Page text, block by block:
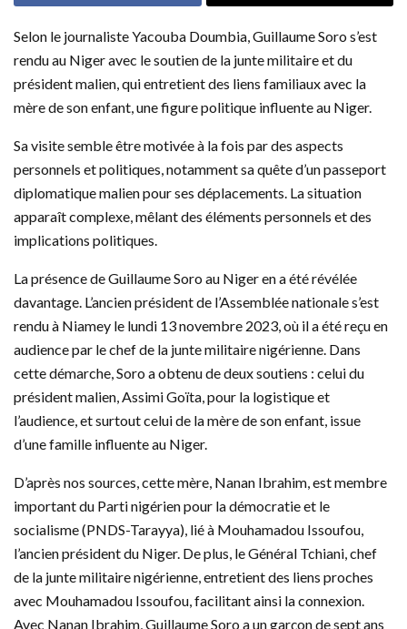
Selon le journaliste Yacouba Doumbia, Guillaume Soro s’est
rendu au Niger avec le soutien de la junte militaire et du
président malien, qui entretient des liens familiaux avec la
mère de son enfant, une figure politique influente au Niger.
Sa visite semble être motivée à la fois par des aspects
personnels et politiques, notamment sa quête d’un passeport
diplomatique malien pour ses déplacements. La situation
apparaît complexe, mêlant des éléments personnels et des
implications politiques.
La présence de Guillaume Soro au Niger en a été révélée
davantage. L’ancien président de l’Assemblée nationale s’est
rendu à Niamey le lundi 13 novembre 2023, où il a été reçu en
audience par le chef de la junte militaire nigérienne. Dans
cette démarche, Soro a obtenu de deux soutiens : celui du
président malien, Assimi Goïta, pour la logistique et
l’audience, et surtout celui de la mère de son enfant, issue
d’une famille influente au Niger.
D’après nos sources, cette mère, Nanan Ibrahim, est membre
important du Parti nigérien pour la démocratie et le
socialisme (PNDS-Tarayya), lié à Mouhamadou Issoufou,
l’ancien président du Niger. De plus, le Général Tchiani, chef
de la junte militaire nigérienne, entretient des liens proches
avec Mouhamadou Issoufou, facilitant ainsi la connexion.
Avec Nanan Ibrahim, Guillaume Soro a un garçon de sept ans